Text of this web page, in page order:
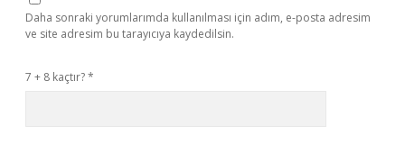
Daha sonraki yorumlarımda kullanılması için adım, e-posta adresim
ve site adresim bu tarayıcıya kaydedilsin.
7 + 8 kaçtır?*